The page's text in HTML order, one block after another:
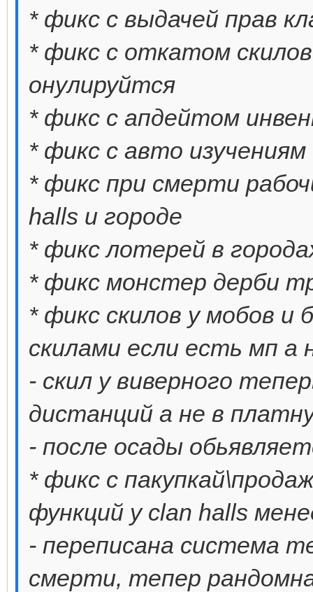
* фикс с выдачей прав
* фикс с откатом
онулируйтся
* фикс с апдейтом
* фикс с авто изучениям
* фикс при смерти
halls и городе
* фикс лотерей в
* фикс монстер дерби
* фикс скилов у мобов и
скилами если есть мп а
- скил у виверного
дистанций а не в
- после осады
* фикс с
функций у clan halls
- переписана система
смерти, тепер